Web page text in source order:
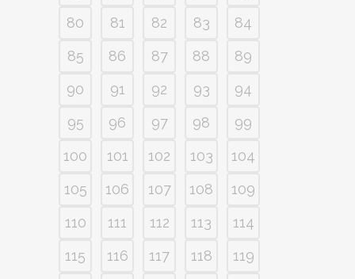
80
81 82 83
84
85
86 87 88
89
90
91 92 93
94
95
96 97 98
99
100
101 102 103
104
105
106 107 108
109
110
111 112 113
114
115
116 117 118
119